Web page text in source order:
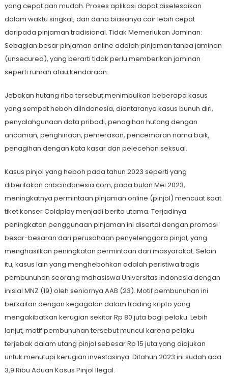
yang cepat dan mudah. Proses aplikasi dapat diselesaikan
dalam waktu singkat, dan dana biasanya cair lebih cepat
daripada pinjaman tradisional. Tidak Memerlukan Jaminan:
Sebagian besar pinjaman online adalah pinjaman tanpa jaminan
(unsecured), yang berarti tidak perlu memberikan jaminan
seperti rumah atau kendaraan.
Jebakan hutang riba tersebut menimbulkan beberapa kasus
yang sempat heboh diIndonesia, diantaranya kasus bunuh diri,
penyalahgunaan data pribadi, penagihan hutang dengan
ancaman, penghinaan, pemerasan, pencemaran nama baik,
penagihan dengan kata kasar dan pelecehan seksual.
Kasus pinjol yang heboh pada tahun 2023 seperti yang
diberitakan cnbcindonesia.com, pada bulan Mei 2023,
meningkatnya permintaan pinjaman online (pinjol) mencuat saat
tiket konser Coldplay menjadi berita utama. Terjadinya
peningkatan penggunaan pinjaman ini disertai dengan promosi
besar-besaran dari perusahaan penyelenggara pinjol, yang
menghasilkan peningkatan permintaan dari masyarakat. Selain
itu, kasus lain yang menghebohkan adalah peristiwa tragis
pembunuhan seorang mahasiswa Universitas Indonesia dengan
inisial MNZ (19) oleh seniornya AAB (23). Motif pembunuhan ini
berkaitan dengan kegagalan dalam trading kripto yang
mengakibatkan kerugian sekitar Rp 80 juta bagi pelaku. Lebih
lanjut, motif pembunuhan tersebut muncul karena pelaku
terjebak dalam utang pinjol sebesar Rp 15 juta yang diajukan
untuk menutupi kerugian investasinya. Ditahun 2023 ini sudah ada
3,9 Ribu Aduan Kasus Pinjol Ilegal.